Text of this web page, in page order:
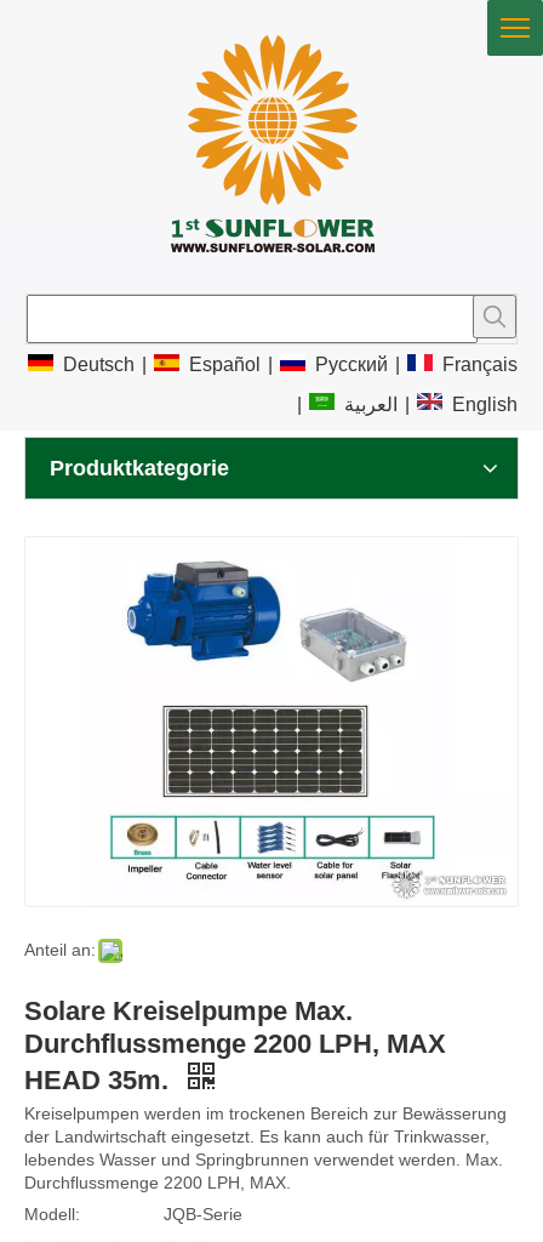
Deutsch Español Pусский
Français
العربية English
Produktkategorie
Anteil an:
Solare Kreiselpumpe Max.
Durchflussmenge 2200 LPH, MAX
HEAD 35m.
Kreiselpumpen werden im trockenen Bereich zur Bewässerung
der Landwirtschaft eingesetzt. Es kann auch für Trinkwasser,
lebendes Wasser und Springbrunnen verwendet werden. Max.
Durchflussmenge 2200 LPH, MAX.
Modell:
JQB-Serie